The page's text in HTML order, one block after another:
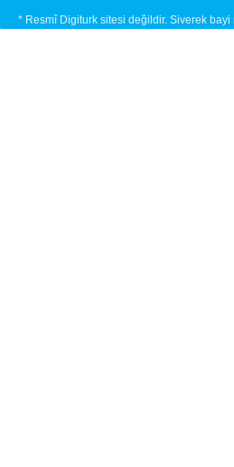
* Resmî Digiturk sitesi değildir. Siverek bayi